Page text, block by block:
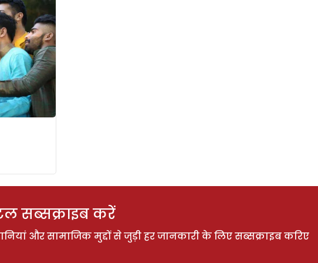
सब्सक्राइब करें
और सामाजिक मुद्दों से जुड़ी हर जानकारी के लिए सब्सक्राइब करिए